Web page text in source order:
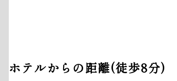
ホテルからの距離(徒歩8分)